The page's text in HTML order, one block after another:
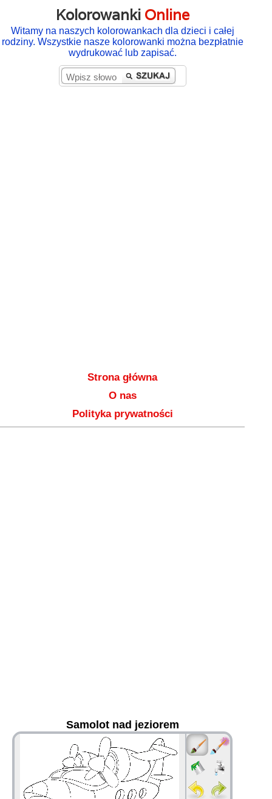
Kolorowanki Online
Witamy na naszych kolorowankach dla dzieci i całej
rodziny. Wszystkie nasze kolorowanki można bezpłatnie
wydrukować lub zapisać.
Strona główna
O nas
Polityka prywatności
Samolot nad jeziorem